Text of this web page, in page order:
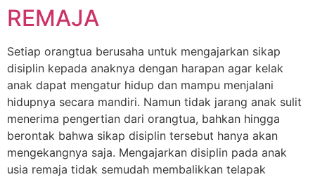
REMAJA
Setiap orangtua berusaha untuk mengajarkan sikap
disiplin kepada anaknya dengan harapan agar kelak
anak dapat mengatur hidup dan mampu menjalani
hidupnya secara mandiri. Namun tidak jarang anak sulit
menerima pengertian dari orangtua, bahkan hingga
berontak bahwa sikap disiplin tersebut hanya akan
mengekangnya saja. Mengajarkan disiplin pada anak
usia remaja tidak semudah membalikkan telapak